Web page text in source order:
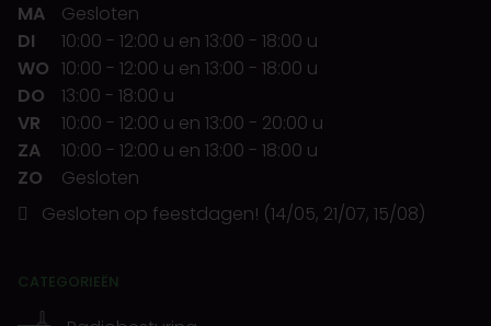
MA
Gesloten
DI
10:00 - 12:00 u en 13:00 - 18:00 u
WO 10:00 - 12:00 u en 13:00 - 18:00 u
DO
13:00 - 18:00 u
VR
10:00 - 12:00 u en 13:00 - 20:00 u
ZA
10:00 - 12:00 u en 13:00 - 18:00 u
ZO
Gesloten
Gesloten op feestdagen! (14/05, 21/07, 15/08)
CATEGORIEËN